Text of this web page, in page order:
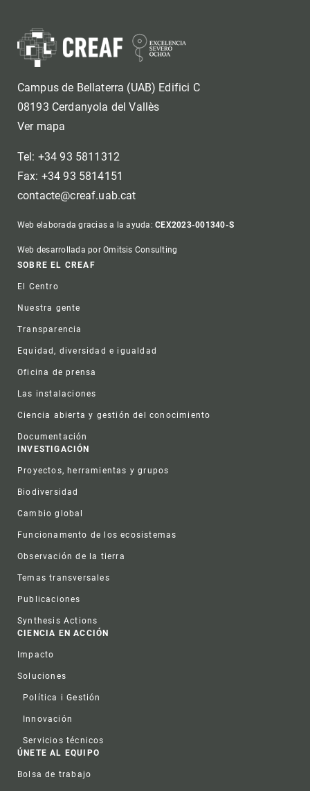
Campus de Bellaterra (UAB) Edifici C
08193 Cerdanyola del Vallès
Ver mapa
Tel: +34 93 5811312
Fax: +34 93 5814151
contacte@creaf.uab.cat
Web elaborada gracias a la ayuda:CEX2023-001340-S
Web desarrollada por Omitsis Consulting
Footer
SOBRE EL CREAF
El Centro
Nuestra gente
Transparencia
Equidad, diversidad e igualdad
Oficina de prensa
Las instalaciones
Ciencia abierta y gestión del conocimiento
Documentación
INVESTIGACIÓN
Proyectos, herramientas y grupos
Biodiversidad
Cambio global
Funcionamento de los ecosistemas
Observación de la tierra
Temas transversales
Publicaciones
Synthesis Actions
CIENCIA EN ACCIÓN
Impacto
Soluciones
Política i Gestión
Innovación
Servicios técnicos
ÚNETE AL EQUIPO
Bolsa de trabajo